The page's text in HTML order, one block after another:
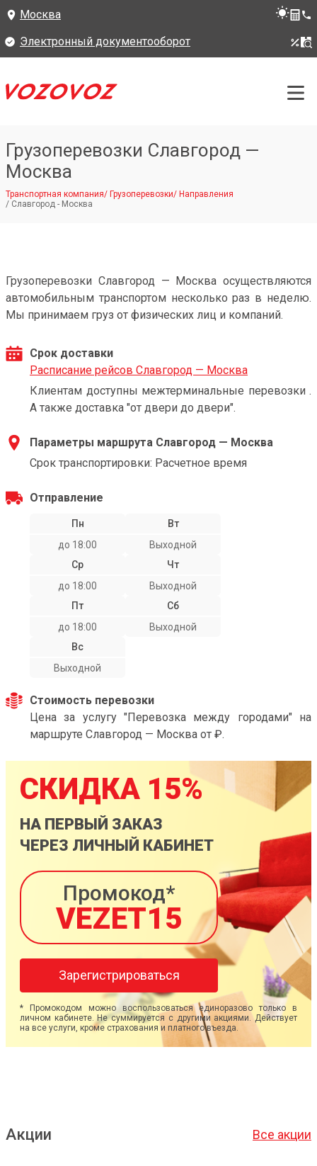
Москва
Электронный документооборот
Грузоперевозки Славгород —
Москва
Транспортная компания/ Грузоперевозки/ Направления
/ Славгород - Москва
Грузоперевозки Славгород — Москва осуществляются
автомобильным транспортом несколько раз в неделю.
Мы принимаем груз от физических лиц и компаний.
Срок доставки
Расписание рейсов Славгород — Москва
Клиентам доступны межтерминальные перевозки .
А также доставка "от двери до двери".
Параметры маршрута Славгород — Москва
Срок транспортировки: Расчетное время
Отправление
Пн
до 18:00
Вт
Выходной
Ср
до 18:00
Чт
Выходной
Пт
до 18:00
Сб
Выходной
Вс
Выходной
Стоимость перевозки
Цена за услугу "Перевозка между городами" на
маршруте Славгород — Москва от ₽.
СКИДКА 15%
НА ПЕРВЫЙ ЗАКАЗ
ЧЕРЕЗ ЛИЧНЫЙ КАБИНЕТ
Промокод*
VEZET15
Зарегистрироваться
* Промокодом можно воспользоваться единоразово только в
личном кабинете. Не суммируется с другими акциями. Действует
на все услуги, кроме страхования и платного въезда.
Акции Все акции